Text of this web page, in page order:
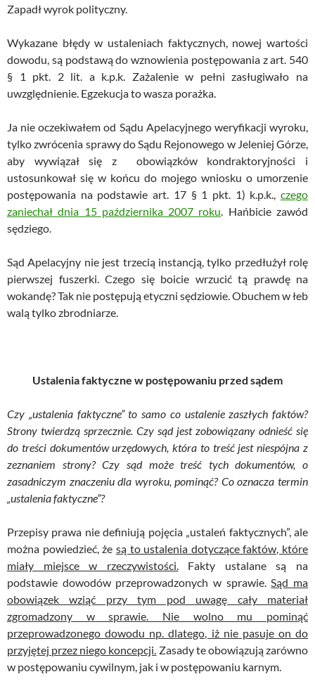
Zapadł wyrok polityczny.
Wykazane błędy w ustaleniach faktycznych, nowej wartości
dowodu, są podstawą do wznowienia postępowania z art. 540
§ 1 pkt. 2 lit. a k.p.k. Zażalenie w pełni zasługiwało na
uwzględnienie. Egzekucja to wasza porażka.
Ja nie oczekiwałem od Sądu Apelacyjnego weryfikacji wyroku,
tylko zwrócenia sprawy do Sądu Rejonowego w Jeleniej Górze,
aby wywiązał się z obowiązków kondraktoryjności i
ustosunkował się w końcu do mojego wniosku o umorzenie
postępowania na podstawie art. 17 § 1 pkt. 1) k.p.k., czego
zaniechał dnia 15 października 2007 roku. Hańbicie zawód
sędziego.
Sąd Apelacyjny nie jest trzecią instancją, tylko przedłużył rolę
pierwszej fuszerki. Czego się boicie wrzucić tą prawdę na
wokandę? Tak nie postępują etyczni sędziowie. Obuchem w łeb
walą tylko zbrodniarze.
Ustalenia faktyczne w postępowaniu przed sądem
Czy „ustalenia faktyczne” to samo co ustalenie zaszłych faktów?
Strony twierdzą sprzecznie. Czy sąd jest zobowiązany odnieść się
do treści dokumentów urzędowych, która to treść jest niespójna z
zeznaniem strony? Czy sąd może treść tych dokumentów, o
zasadniczym znaczeniu dla wyroku, pominąć? Co oznacza termin
„ustalenia faktyczne”?
Przepisy prawa nie definiują pojęcia „ustaleń faktycznych”, ale
można powiedzieć, że są to ustalenia dotyczące faktów, które
miały miejsce w rzeczywistości.Fakty ustalane są na
podstawie dowodów przeprowadzonych w sprawie.Sąd ma
obowiązek wziąć przy tym pod uwagę cały materiał
zgromadzony w sprawie. Nie wolno mu pominąć
przeprowadzonego dowodu np. dlatego, iż nie pasuje on do
przyjętej przez niego koncepcji. Zasady te obowiązują zarówno
w postępowaniu cywilnym, jak i w postępowaniu karnym.